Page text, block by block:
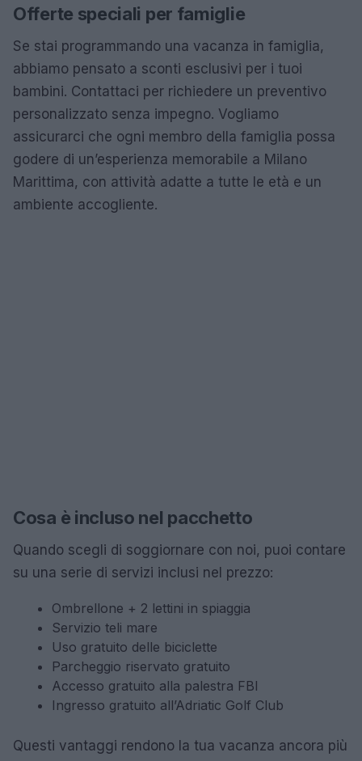
Offerte speciali per famiglie
Se stai programmando una vacanza in famiglia,
abbiamo pensato a sconti esclusivi per i tuoi
bambini. Contattaci per richiedere un preventivo
personalizzato senza impegno. Vogliamo
assicurarci che ogni membro della famiglia possa
godere di un’esperienza memorabile a Milano
Marittima, con attività adatte a tutte le età e un
ambiente accogliente.
Cosa è incluso nel pacchetto
Quando scegli di soggiornare con noi, puoi contare
su una serie di servizi inclusi nel prezzo:
Ombrellone + 2 lettini in spiaggia
Servizio teli mare
Uso gratuito delle biciclette
Parcheggio riservato gratuito
Accesso gratuito alla palestra FBI
Ingresso gratuito all’Adriatic Golf Club
Questi vantaggi rendono la tua vacanza ancora più